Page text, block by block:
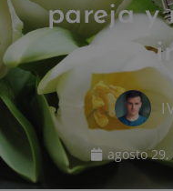
pareja y
agosto 29,